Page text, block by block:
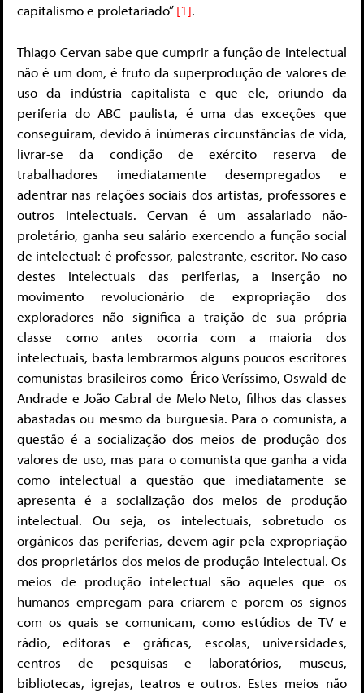
capitalismo e proletariado”[1].
Thiago Cervan sabe que cumprir a função de intelectual
não é um dom, é fruto da superprodução de valores de
uso da indústria capitalista e que ele, oriundo da
periferia do ABC paulista, é uma das exceções que
conseguiram, devido à inúmeras circunstâncias de vida,
livrar-se da condição de exército reserva de
trabalhadores imediatamente desempregados e
adentrar nas relações sociais dos artistas, professores e
outros intelectuais. Cervan é um assalariado não-
proletário, ganha seu salário exercendo a função social
de intelectual: é professor, palestrante, escritor. No caso
destes intelectuais das periferias, a inserção no
movimento revolucionário de expropriação dos
exploradores não significa a traição de sua própria
classe como antes ocorria com a maioria dos
intelectuais, basta lembrarmos alguns poucos escritores
comunistas brasileiros como Érico Veríssimo, Oswald de
Andrade e João Cabral de Melo Neto, filhos das classes
abastadas ou mesmo da burguesia. Para o comunista, a
questão é a socialização dos meios de produção dos
valores de uso, mas para o comunista que ganha a vida
como intelectual a questão que imediatamente se
apresenta é a socialização dos meios de produção
intelectual. Ou seja, os intelectuais, sobretudo os
orgânicos das periferias, devem agir pela expropriação
dos proprietários dos meios de produção intelectual. Os
meios de produção intelectual são aqueles que os
humanos empregam para criarem e porem os signos
com os quais se comunicam, como estúdios de TV e
rádio, editoras e gráficas, escolas, universidades,
centros de pesquisas e laboratórios, museus,
bibliotecas, igrejas, teatros e outros. Estes meios não